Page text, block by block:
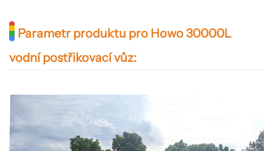
Parametr produktu pro Howo 30000L
vodní postřikovací vůz: